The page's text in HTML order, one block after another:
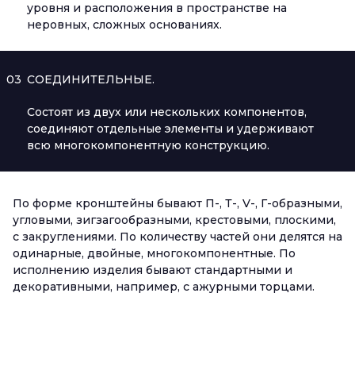
уровня и расположения в пространстве на
неровных, сложных основаниях.
03 СОЕДИНИТЕЛЬНЫЕ.
Состоят из двух или нескольких компонентов,
соединяют отдельные элементы и удерживают
всю многокомпонентную конструкцию.
По форме кронштейны бывают П-, Т-, V-, Г-образными,
угловыми, зигзагообразными, крестовыми, плоскими,
с закруглениями. По количеству частей они делятся на
одинарные, двойные, многокомпонентные. По
исполнению изделия бывают стандартными и
декоративными, например, с ажурными торцами.